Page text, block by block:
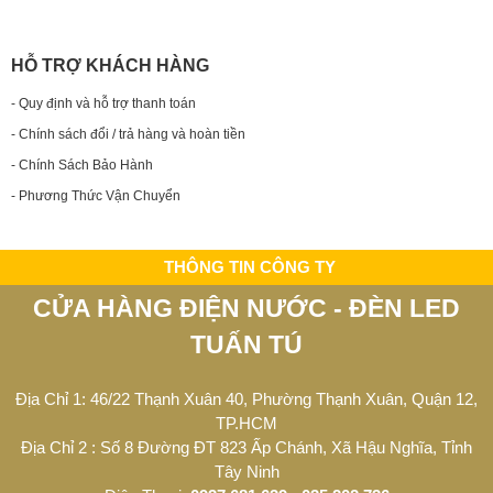
HỖ TRỢ KHÁCH HÀNG
- Quy định và hỗ trợ thanh toán
- Chính sách đổi / trả hàng và hoàn tiền
- Chính Sách Bảo Hành
- Phương Thức Vận Chuyển
THÔNG TIN CÔNG TY
CỬA HÀNG ĐIỆN NƯỚC - ĐÈN LED
TUẤN TÚ
Địa Chỉ 1: 46/22 Thạnh Xuân 40, Phường Thạnh Xuân, Quận 12,
TP.HCM
Địa Chỉ 2 : Số 8 Đường ĐT 823 Ấp Chánh, Xã Hậu Nghĩa, Tỉnh
Tây Ninh